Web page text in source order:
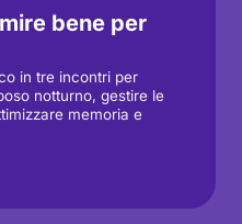
bene per
in tre incontri per
notturno, gestire le
memoria e